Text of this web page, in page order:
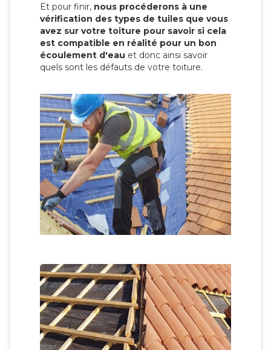
Et pour finir, nous procéderons à une
vérification des types de tuiles que vous
avez sur votre toiture pour savoir si cela
est compatible en réalité pour un bon
écoulement d'eau et donc ainsi savoir
quels sont les défauts de votre toiture.